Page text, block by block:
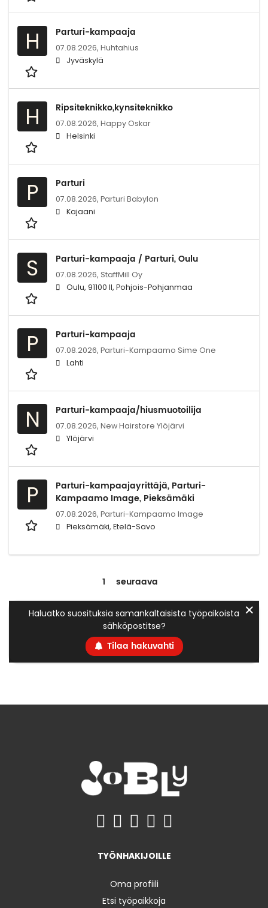
H Parturi-kampaaja
07.08.2026, Huhtahius
Jyväskylä
H Ripsiteknikko,kynsiteknikko
07.08.2026, Happy Oskar
Helsinki
P Parturi
07.08.2026, Parturi Babylon
Kajaani
S Parturi-kampaaja / Parturi, Oulu
07.08.2026, StaffMill Oy
Oulu, 91100 II, Pohjois-Pohjanmaa
P Parturi-kampaaja
07.08.2026, Parturi-Kampaamo Sime One
Lahti
N Parturi-kampaaja/hiusmuotoilija
07.08.2026, New Hairstore Ylöjärvi
Ylöjärvi
P
Parturi-kampaajayrittäjä, Parturi-
Kampaamo Image, Pieksämäki
07.08.2026, Parturi-Kampaamo Image
Pieksämäki, Etelä-Savo
1 seuraava
Haluatko suosituksia samankaltaisista työpaikoista
sähköpostitse?
Tilaa hakuvahti
✕
TYÖNHAKIJOILLE
Oma profiili
Etsi työpaikkoja